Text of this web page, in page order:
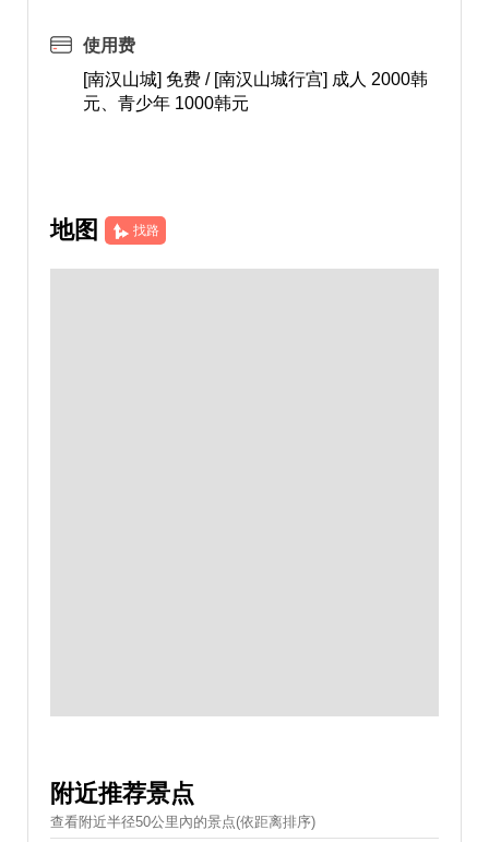
使用费
[南汉山城] 免费 / [南汉山城行宫] 成人 2000韩
元、青少年 1000韩元
地图 找路
附近推荐景点
查看附近半径50公里內的景点(依距离排序)